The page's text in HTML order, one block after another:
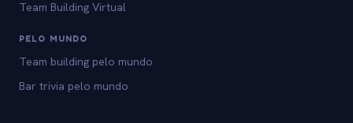
Team Building Virtual
PELO MUNDO
Team building pelo mundo
Bar trivia pelo mundo